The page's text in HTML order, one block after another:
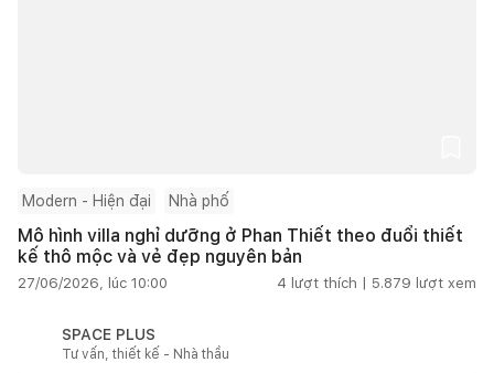
Modern - Hiện đại Nhà phố
Mô hình villa nghỉ dưỡng ở Phan Thiết theo đuổi thiết
kế thô mộc và vẻ đẹp nguyên bản
27/06/2026, lúc 10:00 4 lượt thích | 5.879 lượt xem
SPACE PLUS
Tư vấn, thiết kế - Nhà thầu